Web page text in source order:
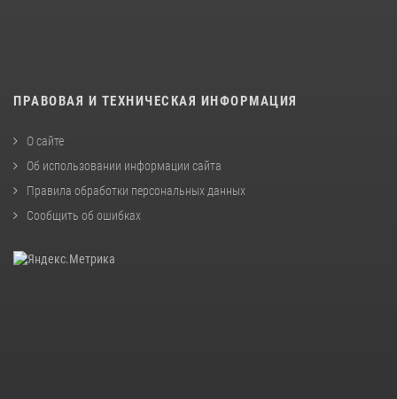
ПРАВОВАЯ И ТЕХНИЧЕСКАЯ ИНФОРМАЦИЯ
О сайте
Об использовании информации сайта
Правила обработки персональных данных
Сообщить об ошибках